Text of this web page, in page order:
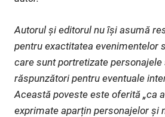
Autorul și editorul nu își asumă
pentru exactitatea evenimentelor
care sunt portretizate personajele
răspunzători pentru eventuale
Această poveste este oferită „ca
exprimate aparțin personajelor și